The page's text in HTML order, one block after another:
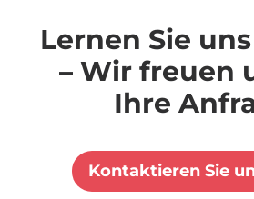
Lernen Sie
– Wir freuen
Ihre
Kontaktieren Sie